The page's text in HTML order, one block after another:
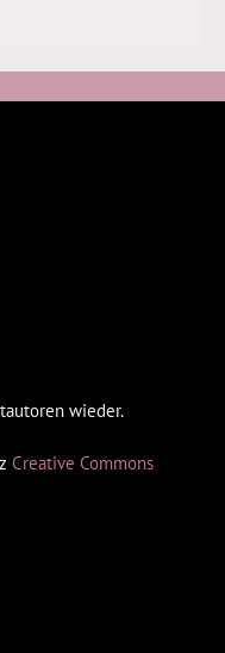
wieder.
Creative Commons